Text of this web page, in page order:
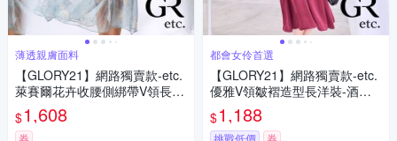
薄透親膚面料
【GLORY21】網路獨賣款-etc.
萊賽爾花卉收腰側綁帶V領長洋
裝-附內搭-藍色
$1,608
都會女伶首選
【GLORY21】網路獨賣款-etc.
優雅V領皺褶造型長洋裝-酒紅
色(附腰帶)
$1,188